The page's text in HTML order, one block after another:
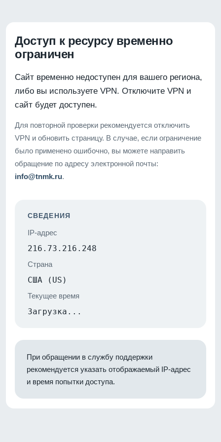
Доступ к ресурсу временно
ограничен
Сайт временно недоступен для вашего региона,
либо вы используете VPN. Отключите VPN и
сайт будет доступен.
Для повторной проверки рекомендуется отключить
VPN и обновить страницу. В случае, если ограничение
было применено ошибочно, вы можете направить
обращение по адресу электронной почты:
info@tnmk.ru.
СВЕДЕНИЯ
IP-адрес
216.73.216.248
Страна
США (US)
Текущее время
Загрузка...
При обращении в службу поддержки
рекомендуется указать отображаемый IP-адрес
и время попытки доступа.